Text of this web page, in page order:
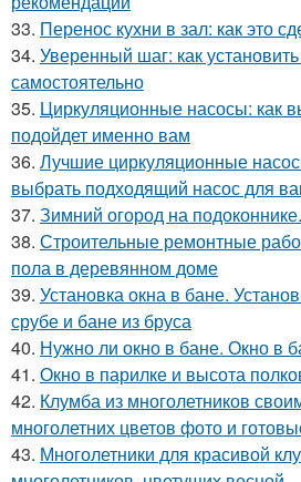
33. Перенос кухни в зал: как это
34. Уверенный шаг: как
самостоятельно
35. Циркуляционные насосы: как
подойдет именно вам
36. Лучшие циркуляционные
выбрать подходящий насос для
37. Зимний огород на
38. Строительные ремонтные
пола в деревянном доме
39. Установка окна в бане.
срубе и бане из бруса
40. Нужно ли окно в бане. Окно в
41. Окно в парилке и высота
42. Клумба из многолетников
многолетних цветов фото и
43. Многолетники для красивой